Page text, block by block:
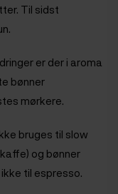
Til sidst
er der i aroma
bønner
mørkere.
bruges til slow
og bønner
til espresso.